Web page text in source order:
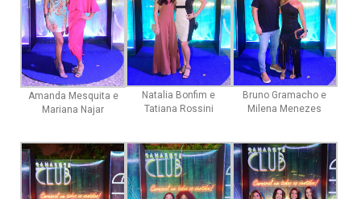
Amanda Mesquita e
Mariana Najar
Natalia Bonfim e
Tatiana Rossini
Bruno Gramacho e
Milena Menezes